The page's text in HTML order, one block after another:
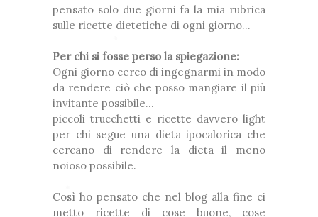
pensato solo due giorni fa la mia rubrica
sulle ricette dietetiche di ogni giorno...
Per chi si fosse perso la spiegazione:
Ogni giorno cerco di ingegnarmi in modo
da rendere ciò che posso mangiare il più
invitante possibile...
piccoli trucchetti e ricette davvero light
per chi segue una dieta ipocalorica che
cercano di rendere la dieta il meno
noioso possibile.
Così ho pensato che nel blog alla fine ci
metto ricette di cose buone, cose
❆
❅
❅
❅
❆
❅
❅
❆
*
❅